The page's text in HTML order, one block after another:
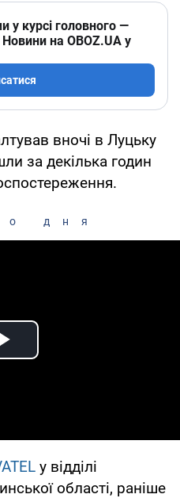
у курсі головного —
на OBOZ.UA у
вночі в Луцьку
за декілька годин
дня
Play Video
у відділі
області, раніше